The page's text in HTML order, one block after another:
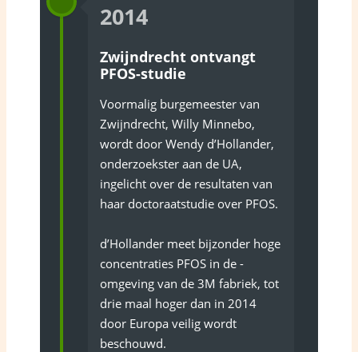
2014
Zwijndrecht ontvangt
PFOS-studie
Voormalig burgemeester van
Zwijndrecht, Willy Minnebo,
wordt door Wendy d’Hollander,
onderzoekster aan de UA,
ingelicht over de resultaten van
haar doctoraatstudie over PFOS.
d’Hollander meet bijzonder ­hoge
concentraties PFOS in de ­
omgeving van de 3M fabriek, tot
drie maal hoger dan in 2014
door Europa veilig wordt
beschouwd.